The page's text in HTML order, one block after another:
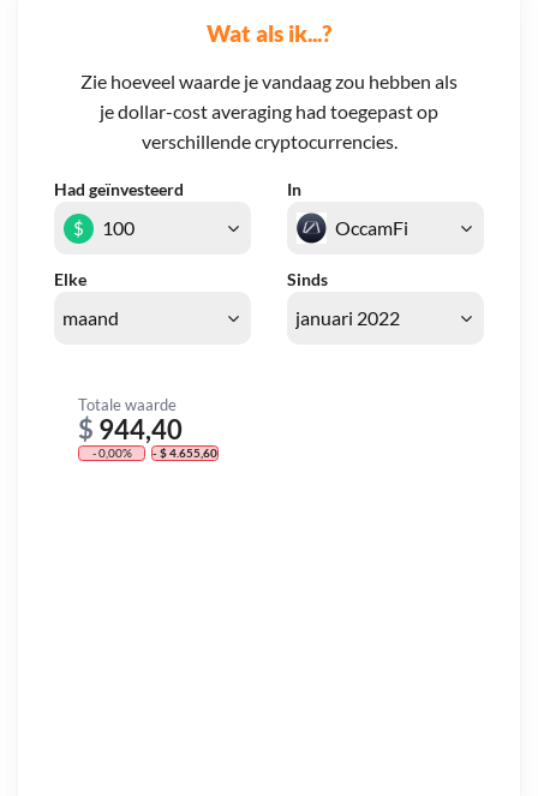
Wat als ik...?
Zie hoeveel waarde je vandaag zou hebben als
je dollar-cost averaging had toegepast op
verschillende cryptocurrencies.
Had geïnvesteerd In
Elke Sinds
$
Totale waarde
$ 944,40
- 0,00% - $ 4.655,60